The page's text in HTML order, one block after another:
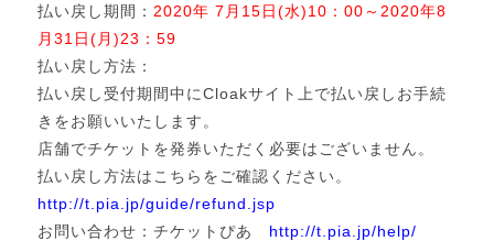
払い戻し期間： 2020年 7月15日(水)10：00～2020年8
月31日(月)23：59
払い戻し方法：
払い戻し受付期間中にCloakサイト上で払い戻しお手続
きをお願いいたします。
店舗でチケットを発券いただく必要はございません。
払い戻し方法はこちらをご確認ください。
http://t.pia.jp/guide/refund.jsp
お問い合わせ：チケットぴあ http://t.pia.jp/help/